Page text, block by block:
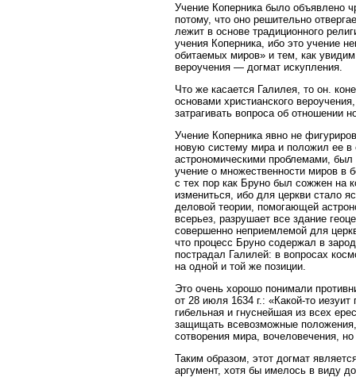
Учение Коперника было объявлено
потому, что оно решительно
лежит в основе традиционного
учения Коперника, ибо это учение
обитаемых миров» и тем, как
вероучения — догмат искупления.
Что же касается Галилея, то он.
основами христианского
затрагивать вопроса об отношении
Учение Коперника явно не
новую систему мира и положил ее в
астрономическими проблемами,
учение о множественности миров в
с тех пор как Бруно был сожжен на
измениться, ибо для церкви стало
деловой теории, помогающей
всерьез, разрушает все здание
совершенно неприемлемой для
что процесс Бруно содержал в
пострадал Галилей: в вопросах
на одной и той же позиции.
Это очень хорошо понимали
от 28 июля 1634 г.: «Какой-то
гибельная и гнуснейшая из всех
защищать всевозможные
сотворения мира, вочеловечения,
Таким образом, этот догмат
аргумент, хотя бы имелось в виду